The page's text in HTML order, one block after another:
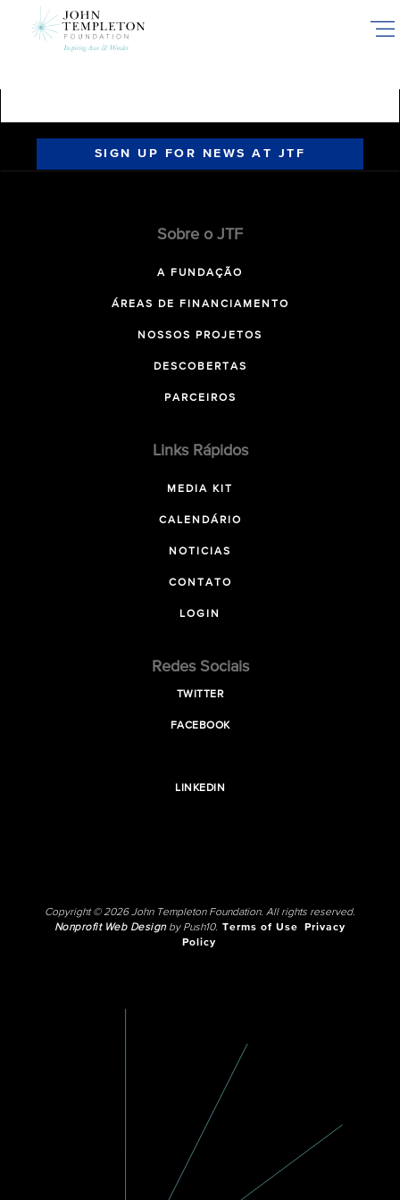
SIGN UP FOR NEWS AT JTF
Sobre o JTF
A FUNDAÇÃO
ÁREAS DE FINANCIAMENTO
NOSSOS PROJETOS
DESCOBERTAS
PARCEIROS
Links Rápidos
MEDIA KIT
CALENDÁRIO
NOTICIAS
CONTATO
LOGIN
Redes Sociais
TWITTER
FACEBOOK
LINKEDIN
Copyright © 2026 John Templeton Foundation. All rights reserved.
Nonprofit Web Designby Push10. Terms of Use
Privacy
Policy